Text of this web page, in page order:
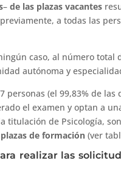
–de las plazas vacantes
a todas las
caso, al número total
autónoma y
personas (el 99,83% de las
el examen y optan a
titulación de Psicología,
de formación(ver
realizar las